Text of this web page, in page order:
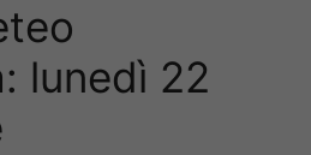
lunedì 22